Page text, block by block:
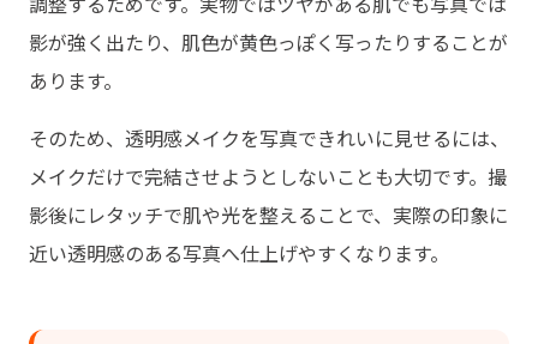
影が強く出たり、肌色が黄色っぽく写ったりすることが
あります。
そのため、透明感メイクを写真できれいに見せるには、
メイクだけで完結させようとしないことも大切です。撮
影後にレタッチで肌や光を整えることで、実際の印象に
近い透明感のある写真へ仕上げやすくなります。